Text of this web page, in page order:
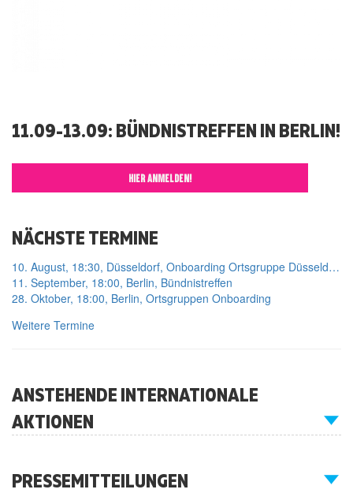
11.09-13.09: BÜNDNISTREFFEN IN BERLIN!
HIER ANMELDEN!
NÄCHSTE TERMINE
10. August, 18:30, Düsseldorf, Onboarding Ortsgruppe Düsseldorf
11. September, 18:00, Berlin, Bündnistreffen
28. Oktober, 18:00, Berlin, Ortsgruppen Onboarding
Weitere Termine
ANSTEHENDE INTERNATIONALE
AKTIONEN
PRESSEMITTEILUNGEN